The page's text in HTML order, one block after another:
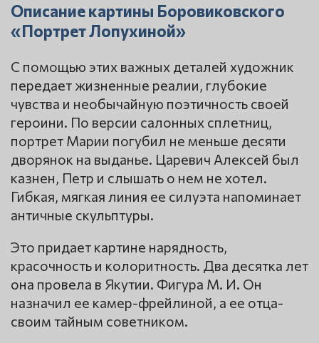
Описание картины Боровиковского
«Портрет Лопухиной»
С помощью этих важных деталей художник
передает жизненные реалии, глубокие
чувства и необычайную поэтичность своей
героини. По версии салонных сплетниц,
портрет Марии погубил не меньше десяти
дворянок на выданье. Царевич Алексей был
казнен, Петр и слышать о нем не хотел.
Гибкая, мягкая линия ее силуэта напоминает
античные скульптуры.
Это придает картине нарядность,
красочность и колоритность. Два десятка лет
она провела в Якутии. Фигура М. И. Он
назначил ее камер-фрейлиной, а ее отца-
своим тайным советником.